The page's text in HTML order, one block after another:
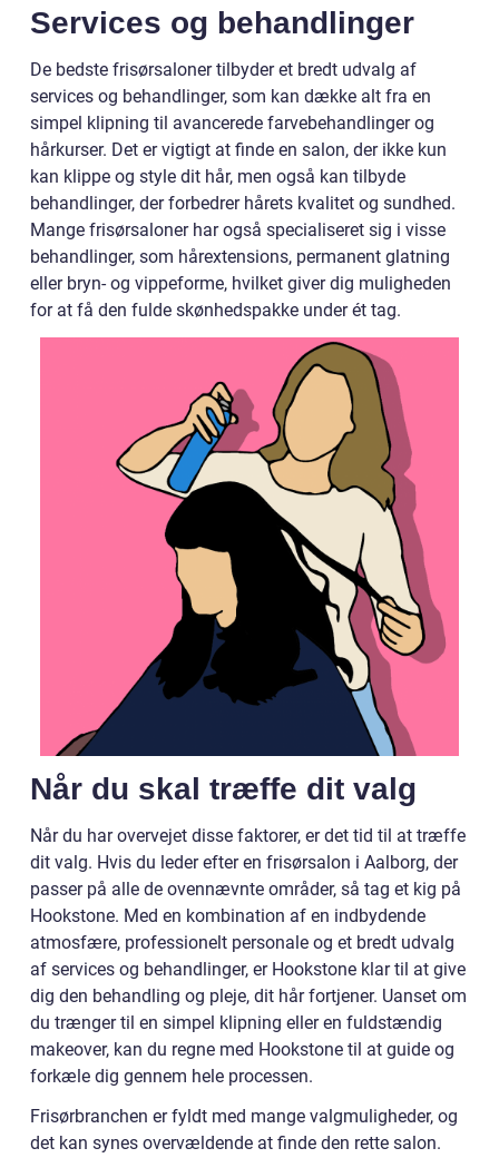
Services og behandlinger
De bedste frisørsaloner tilbyder et bredt udvalg af
services og behandlinger, som kan dække alt fra en
simpel klipning til avancerede farvebehandlinger og
hårkurser. Det er vigtigt at finde en salon, der ikke kun
kan klippe og style dit hår, men også kan tilbyde
behandlinger, der forbedrer hårets kvalitet og sundhed.
Mange frisørsaloner har også specialiseret sig i visse
behandlinger, som hårextensions, permanent glatning
eller bryn- og vippeforme, hvilket giver dig muligheden
for at få den fulde skønhedspakke under ét tag.
Når du skal træffe dit valg
Når du har overvejet disse faktorer, er det tid til at træffe
dit valg. Hvis du leder efter en frisørsalon i Aalborg, der
passer på alle de ovennævnte områder, så tag et kig på
Hookstone. Med en kombination af en indbydende
atmosfære, professionelt personale og et bredt udvalg
af services og behandlinger, er Hookstone klar til at give
dig den behandling og pleje, dit hår fortjener. Uanset om
du trænger til en simpel klipning eller en fuldstændig
makeover, kan du regne med Hookstone til at guide og
forkæle dig gennem hele processen.
Frisørbranchen er fyldt med mange valgmuligheder, og
det kan synes overvældende at finde den rette salon.